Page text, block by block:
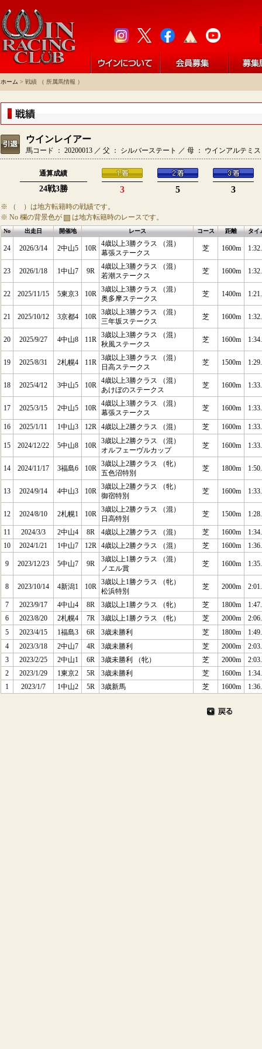
ホーム > 戦績 （ 所属馬情報 ）
ウインレイアー
馬コード ： 20200013 ／ 父 ： シルバーステート ／ 母 ： ウインアルテミ
通算成績
24戦3勝 3 5 3
※ （ ）は地方転籍時の戦績です。
※ No 欄の背景色が
は地方転籍時のレースです。
No 出走日 開催地 レース コース 距離 タイ
24 2026/3/14 2中山5 10R
4歳以上3勝クラス （混）
幕張ステークス
芝 1600m
23 2026/1/18 1中山7 9R
4歳以上3勝クラス （混）
若潮ステークス
芝 1600m
22 2025/11/15 5東京3 10R
3歳以上3勝クラス （混）
奥多摩ステークス
芝 1400m
21 2025/10/12 3京都4 10R
3歳以上3勝クラス （混）
三年坂ステークス
芝 1600m
20 2025/9/27 4中山8 11R
3歳以上3勝クラス （混）
秋風ステークス
芝 1600m
19 2025/8/31 2札幌4 11R
3歳以上3勝クラス （混）
日高ステークス
芝 1500m
18 2025/4/12 3中山5 10R
4歳以上3勝クラス （混）
あけぼのステークス
芝 1600m
17 2025/3/15 2中山5 10R
4歳以上3勝クラス （混）
幕張ステークス
芝 1600m
16 2025/1/11 1中山3 12R 4歳以上2勝クラス （混） 芝 1600m
15 2024/12/22 5中山8 10R
3歳以上2勝クラス （混）
オルフェーヴルカップ
芝 1600m
14 2024/11/17 3福島6 10R
3歳以上2勝クラス （牝）
五色沼特別
芝 1800m
13 2024/9/14 4中山3 10R
3歳以上2勝クラス （牝）
御宿特別
芝 1600m
12 2024/8/10 2札幌1 10R
3歳以上2勝クラス （混）
日高特別
芝 1500m
11 2024/3/3 2中山4 8R 4歳以上2勝クラス （混） 芝 1600m
10
2024/1/21 1中山7 12R 4歳以上2勝クラス （混） 芝 1600m
9 2023/12/23 5中山7 9R
3歳以上1勝クラス （混）
ノエル賞
芝 1600m
8 2023/10/14 4新潟1 10R
3歳以上1勝クラス （牝）
松浜特別
芝 2000m
7 2023/9/17 4中山4 8R 3歳以上1勝クラス （牝） 芝 1800m
6
2023/8/20 2札幌4 7R 3歳以上1勝クラス （牝） 芝 2000m
5
2023/4/15 1福島3 6R 3歳未勝利 芝 1800m
4
2023/3/18 2中山7 4R 3歳未勝利 芝 2000m
3
2023/2/25 2中山1 6R 3歳未勝利 （牝） 芝 2000m
2
2023/1/29 1東京2 5R 3歳未勝利 芝 1600m
1
2023/1/7 1中山2 5R 3歳新馬 芝 1600m